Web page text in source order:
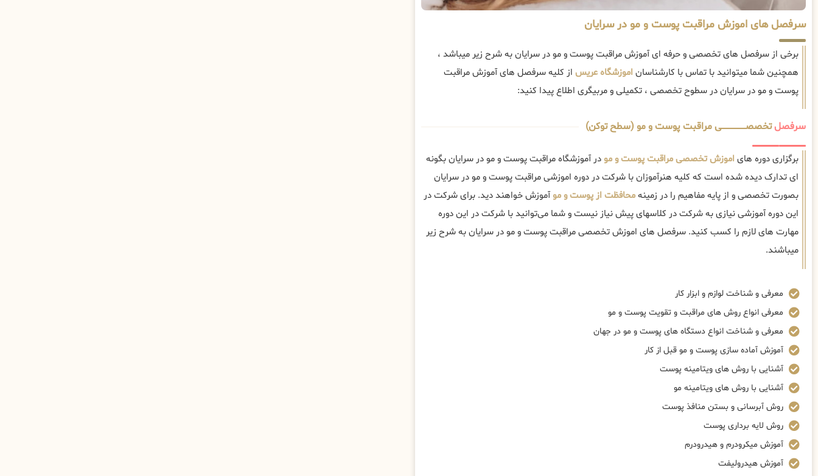
سرفصل های اموزش مراقبت پوست و مو در سرایان
برخی از سرفصل های تخصصی و حرفه ای آموزش مراقبت پوست و مو در سرایان به شرح زیر میباشد ،
همچنین شما میتوانید با تماس با کارشناسان اموزشگاه عریس از کلیه سرفصل های آموزش مراقبت
پوست و مو در سرایان در سطوح تخصصی ، تکمیلی و مربیگری اطلاع پیدا کنید:
سرفصلتخصصــــــــــــــــــــی مراقبت پوست و مو (سطح توکن)
برگزاری دوره های اموزش تخصصی مراقبت پوست و مودر آموزشگاه مراقبت پوست و مو در سرایان بگونه
ای تدارک دیده شده است که کلیه هنرآموزان با شرکت در دوره اموزشی مراقبت پوست و مو در سرایان
بصورت تخصصی و از پایه مفاهیم را در زمینهمحافظت از پوست و موآموزش خواهند دید. برای شرکت در
این دوره آموزشی نیازی به شرکت در کلاسهای پیش نیاز نیست و شما می‌توانید با شرکت در این دوره
مهارت های لازم را کسب کنید. سرفصل های اموزش تخصصی مراقبت پوست و مو در سرایان به شرح زیر
میباشند.
معرفی و شناخت لوازم و ابزار کار
معرفی انواع روش های مراقبت و تقویت پوست و مو
معرفی و شناخت انواع دستگاه های پوست و مو در جهان
آموزش آماده سازی پوست و مو قبل از کار
آشنایی با روش های ویتامینه پوست
آشنایی با روش های ویتامینه مو
روش آبرسانی و بستن منافذ پوست
روش لایه برداری پوست
آموزش میکرودرم و هیدرودرم
آموزش هیدرولیفت